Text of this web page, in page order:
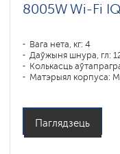
8005W Wi-Fi
Вага нета, кг: 4
Даўжыня шнура, гл:
Колькасць
Матэрыял корпуса:
Праграмы
фритюр, гриль
Паглядзець